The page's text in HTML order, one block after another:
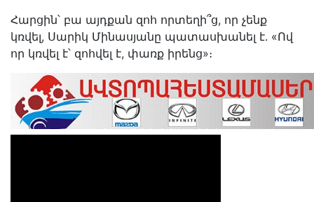
Հարցին՝ բա այդքան զոհ որտեղի՞ց, որ չենք
կռվել, Սարիկ Մինասյանը պատասխանել է. «Ով
որ կռվել է՝ զոհվել է, փառք իրենց»։